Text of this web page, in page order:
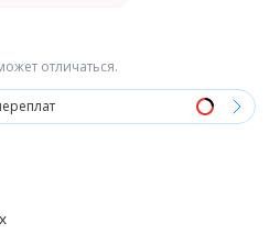
отличаться.